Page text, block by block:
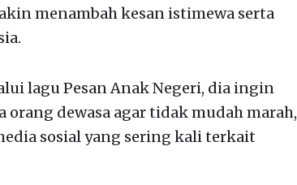
menambah kesan istimewa serta
lagu Pesan Anak Negeri, dia ingin
dewasa agar tidak mudah marah,
sosial yang sering kali terkait